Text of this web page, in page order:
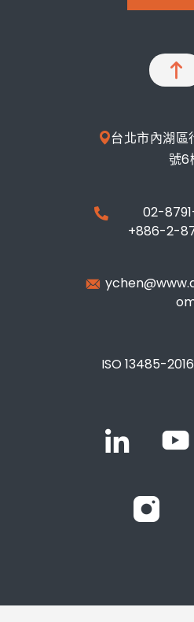
台北市內湖區
號6
02-
+886-2-
ISO 13485-